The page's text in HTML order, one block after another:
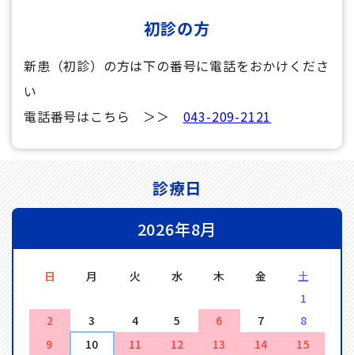
初診の方
新患（初診）の方は下の番号に電話をおかけくださ
い
電話番号はこちら ＞＞ 043-209-2121
診療日
2026年8月
日 月 火 水 木 金
土
1
2
3 4 5 6 7
8
9
10 11 12 13 14
15